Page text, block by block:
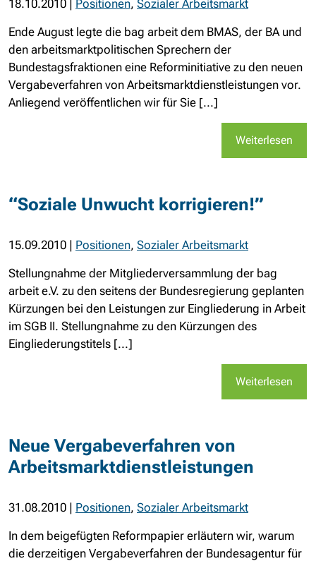
18.10.2010 Positionen, Sozialer Arbeitsmarkt
Ende August legte die bag arbeit dem BMAS, der BA und
den arbeitsmarktpolitischen Sprechern der
Bundestagsfraktionen eine Reforminitiative zu den neuen
Vergabeverfahren von Arbeitsmarktdienstleistungen vor.
Anliegend veröffentlichen wir für Sie [...]
Weiterlesen
“Soziale Unwucht korrigieren!”
15.09.2010 | Positionen, Sozialer Arbeitsmarkt
Stellungnahme der Mitgliederversammlung der bag
arbeit e.V. zu den seitens der Bundesregierung geplanten
Kürzungen bei den Leistungen zur Eingliederung in Arbeit
im SGB II. Stellungnahme zu den Kürzungen des
Eingliederungstitels [...]
Weiterlesen
Neue Vergabeverfahren von
Arbeitsmarktdienstleistungen
31.08.2010 | Positionen, Sozialer Arbeitsmarkt
In dem beigefügten Reformpapier erläutern wir, warum
die derzeitigen Vergabeverfahren der Bundesagentur für